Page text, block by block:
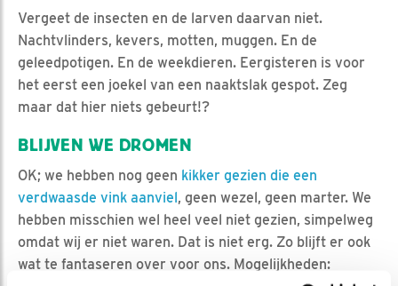
Vergeet de insecten en de larven daarvan niet.
Nachtvlinders, kevers, motten, muggen. En de
geleedpotigen. En de weekdieren. Eergisteren is voor
het eerst een joekel van een naaktslak gespot. Zeg
maar dat hier niets gebeurt!?
BLIJVEN WE DROMEN
OK; we hebben nog geen kikker gezien die een
verdwaasde vink aanviel, geen wezel, geen marter. We
hebben misschien wel heel veel niet gezien, simpelweg
omdat wij er niet waren. Dat is niet erg. Zo blijft er ook
wat te fantaseren over voor ons. Mogelijkheden: